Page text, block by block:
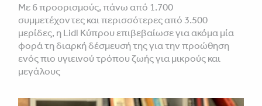
Με 6 προορισμούς, πάνω από 1.700
συμμετέχοντες και περισσότερες από 3.500
μερίδες, η Lidl Κύπρου επιβεβαίωσε για ακόμα μία
φορά τη διαρκή δέσμευσή της για την προώθηση
ενός πιο υγιεινού τρόπου ζωής για μικρούς και
μεγάλους